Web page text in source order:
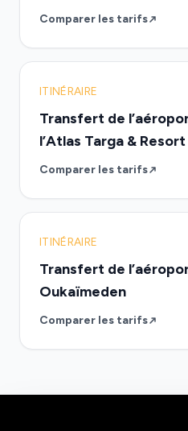
Comparer les tarifs
ITINÉRAIRE
Transfert de
l’Atlas Targa & Resort
Comparer les tarifs
ITINÉRAIRE
Transfert de
Oukaïmeden
Comparer les tarifs